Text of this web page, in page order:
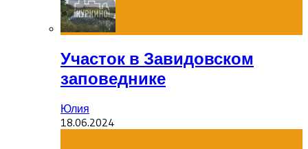
Участок в Завидовском
заповеднике
Юлия
18.06.2024